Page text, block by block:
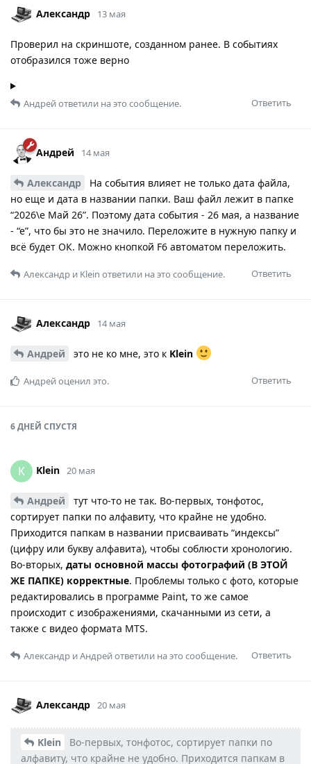
Александр 13 мая
Проверил на скриншоте, созданном ранее. В событиях
отобразился тоже верно
Ответить
Андрейответили на это сообщение.
Андрей 14 мая
Александр
На события влияет не только дата файла,
но еще и дата в названии папки. Ваш файл лежит в папке
“2026\e Май 26”. Поэтому дата события - 26 мая, а название
- “е”, что бы это не значило. Переложите в нужную папку и
всё будет ОК. Можно кнопкой F6 автоматом переложить.
Ответить
Александр и Klein ответили на это сообщение.
Александр 14 мая
Андрей это не ко мне, это к Klein
Ответить
Андрейоценил это.
6 ДНЕЙ СПУСТЯ
K Klein 20 мая
Андрей
тут что-то не так. Во-первых, тонфотос,
сортирует папки по алфавиту, что крайне не удобно.
Приходится папкам в названии присваивать “индексы”
(цифру или букву алфавита), чтобы соблюсти хронологию.
Во-вторых, даты основной массы фотографий (В ЭТОЙ
ЖЕ ПАПКЕ) корректные. Проблемы только с фото, которые
редактировались в программе Paint, то же самое
происходит с изображениями, скачанными из сети, а
также с видео формата MTS.
Ответить
Александр иАндрейответили на это сообщение.
Александр 20 мая
Klein
Во-первых, тонфотос, сортирует папки по
алфавиту, что крайне не удобно. Приходится папкам в